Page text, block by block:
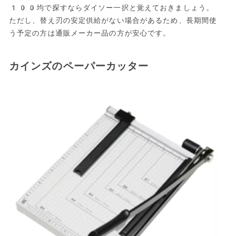
100均で探すならダイソー一択と覚えておきましょう。
ただし、替え刃の安定供給がない場合があるため、長期間使
う予定の方は通販メーカー品の方が安心です。
カインズのペーパーカッター